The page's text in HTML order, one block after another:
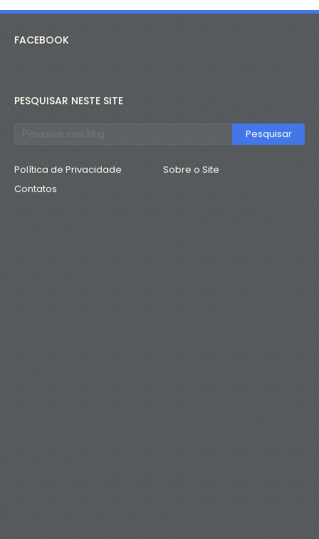
FACEBOOK
PESQUISAR NESTE SITE
Política de Privacidade
Sobre o Site
Contatos